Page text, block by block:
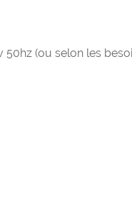
50hz (ou selon les